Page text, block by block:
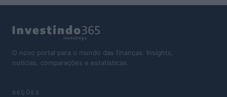
O novo portal para o mundo das finanças. Insights,
notícias, comparações e estatísticas.
SEÇÕES